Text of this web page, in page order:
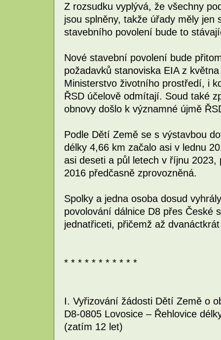
Z rozsudku vyplývá, že všechny
jsou splněny, takže úřady měly jen
stavebního povolení bude to
Nové stavební povolení bude
požadavků stanoviska EIA z
Ministerstvo životního prostředí, i
ŘSD účelově odmítají. Soud také
obnovy došlo k významné újmě
Podle Dětí Země se s výstavbou
délky 4,66 km začalo asi v lednu
asi deseti a půl letech v říjnu
2016 předčasně zprovozněná.
Spolky a jedna osoba dosud
povolování dálnice D8 přes České
jednatřiceti, přičemž až
* * * * * * * * * * *
I. Vyřizování žádosti Dětí Země o
D8-0805 Lovosice – Řehlovice
(zatím 12 let)